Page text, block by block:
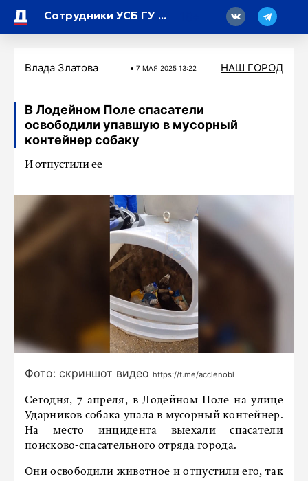
Сотрудники УСБ ГУ МВД пресекли коррупционную деятельность в районной полиции
Влада Златова 7 МАЯ 2025 13:22 НАШ ГОРОД
В Лодейном Поле спасатели
освободили упавшую в мусорный
контейнер собаку
И отпустили ее
Фото: скриншот видео https://t.me/acclenobl
Сегодня, 7 апреля, в Лодейном Поле на улице
Ударников собака упала в мусорный контейнер.
На место инцидента выехали спасатели
поисково-спасательного отряда города.
Они освободили животное и отпустили его, так